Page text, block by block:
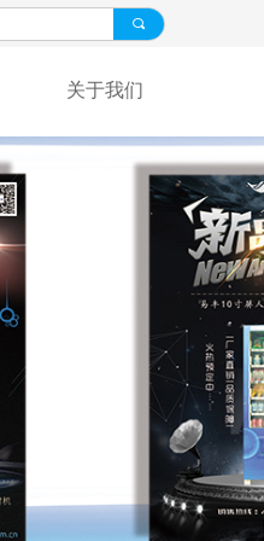
끠
关于我们